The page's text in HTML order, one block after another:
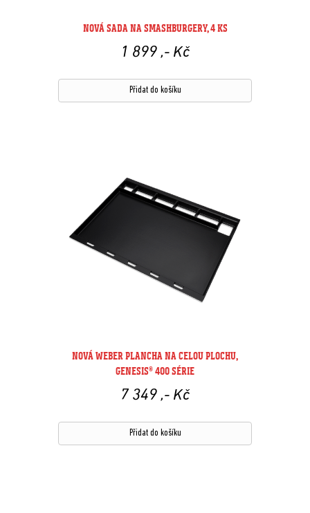
NOVÁ SADA NA SMASHBURGERY, 4 KS
1 899 ,- Kč
Přidat do košíku
NOVÁ WEBER PLANCHA NA CELOU PLOCHU,
GENESIS® 400 SÉRIE
7 349 ,- Kč
Přidat do košíku